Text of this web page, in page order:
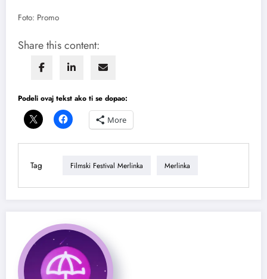
Foto: Promo
Share this content:
Podeli ovaj tekst ako ti se dopao:
More
Tag Filmski Festival Merlinka Merlinka